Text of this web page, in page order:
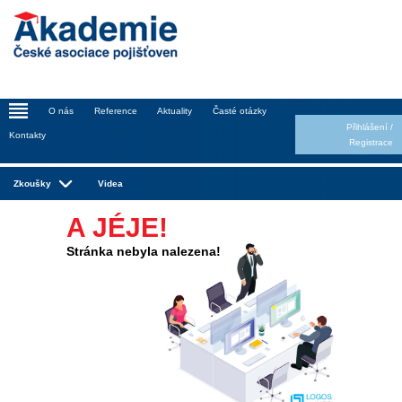
_ O nás Reference Aktuality Časté otázky
Kontakty
Přihlášení/
Registrace
Zkoušky Videa
A JÉJE!
Stránka nebyla nalezena!